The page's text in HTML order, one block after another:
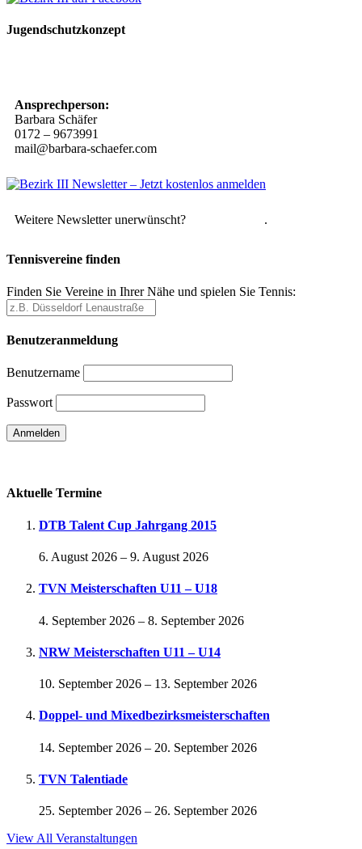
Jugendschutzkonzept
Ansprechperson:
Barbara Schäfer
0172 – 9673991
mail@barbara-schaefer.com
Weitere Newsletter unerwünscht? .
Tennisvereine finden
Finden Sie Vereine in Ihrer Nähe und spielen Sie Tennis:
Benutzeranmeldung
Benutzername
Passwort
Aktuelle Termine
DTB Talent Cup Jahrgang 2015
6. August 2026 – 9. August 2026
TVN Meisterschaften U11 – U18
4. September 2026 – 8. September 2026
NRW Meisterschaften U11 – U14
10. September 2026 – 13. September 2026
Doppel- und Mixedbezirksmeisterschaften
14. September 2026 – 20. September 2026
TVN Talentiade
25. September 2026 – 26. September 2026
View All Veranstaltungen